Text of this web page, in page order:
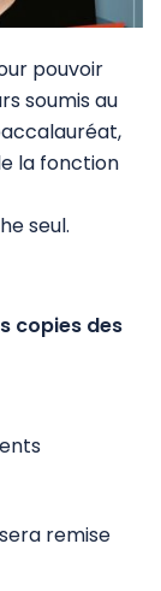
pouvoir
soumis au
la fonction
seul.
copies des
remise